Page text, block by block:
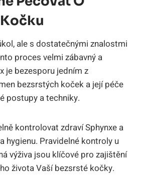
ale s dostatečnými znalostmi
proces velmi zábavný a
je bezesporu jedním z
bezsrstých koček a její péče
postupy a techniky.
kontrolovat zdraví Sphynxe a
hygienu. Pravidelné kontroly u
výživa jsou klíčové pro zajištění
života Vaší bezsrsté kočky.